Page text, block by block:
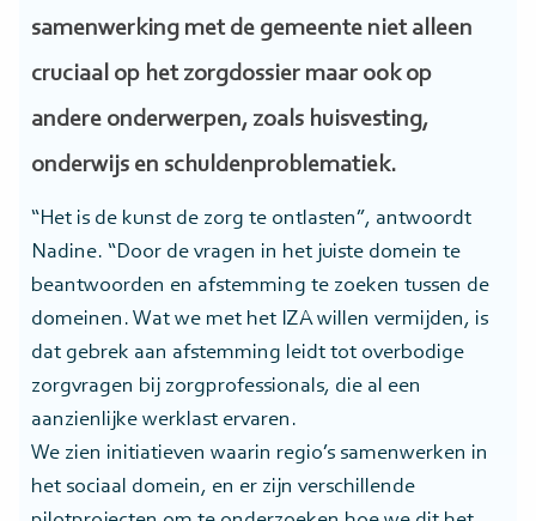
samenwerking met de gemeente niet alleen
cruciaal op het zorgdossier maar ook op
andere onderwerpen, zoals huisvesting,
onderwijs en schuldenproblematiek.
“Het is de kunst de zorg te ontlasten”, antwoordt
Nadine. “Door de vragen in het juiste domein te
beantwoorden en afstemming te zoeken tussen de
domeinen. Wat we met het IZA willen vermijden, is
dat gebrek aan afstemming leidt tot overbodige
zorgvragen bij zorgprofessionals, die al een
aanzienlijke werklast ervaren.
We zien initiatieven waarin regio’s samenwerken in
het sociaal domein, en er zijn verschillende